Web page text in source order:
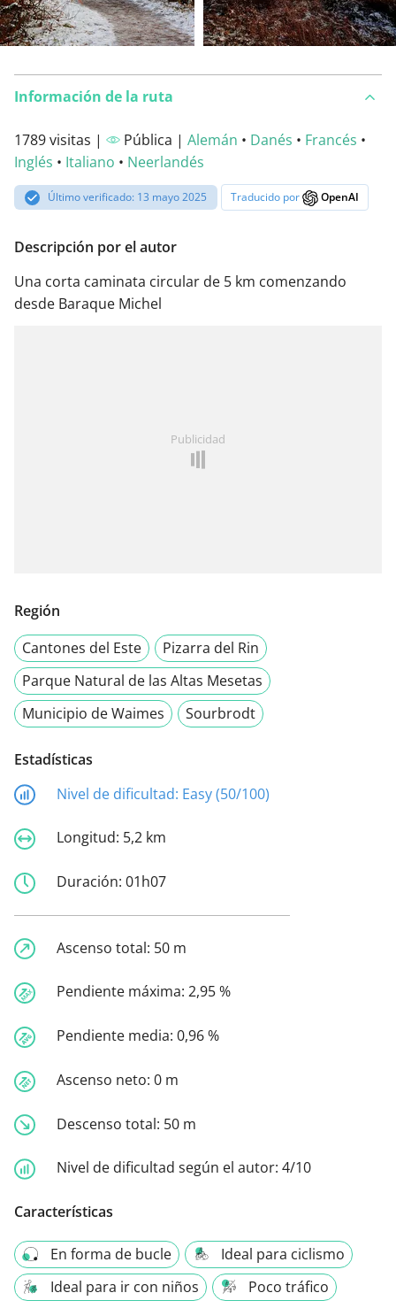
Información de la ruta
1789 visitas | Pública | Alemán • Danés • Francés •
Inglés • Italiano • Neerlandés
Último verificado: 13 mayo 2025 Traducido por OpenAI
Descripción por el autor
Una corta caminata circular de 5 km comenzando
desde Baraque Michel
Publicidad
Región
Cantones del Este
Pizarra del Rin
Parque Natural de las Altas Mesetas
Municipio de Waimes
Sourbrodt
Estadísticas
Nivel de dificultad: Easy (50/100)
Longitud: 5,2 km
Duración: 01h07
Ascenso total: 50 m
Pendiente máxima: 2,95 %
Pendiente media: 0,96 %
Ascenso neto: 0 m
Descenso total: 50 m
Nivel de dificultad según el autor: 4/10
Características
En forma de bucle
Ideal para ciclismo
Ideal para ir con niños
Poco tráfico